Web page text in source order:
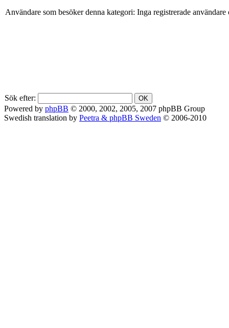
Användare som besöker denna kategori: Inga registrerade användare
Sök efter:
Powered by phpBB © 2000, 2002, 2005, 2007 phpBB Group
Swedish translation by Peetra & phpBB Sweden © 2006-2010